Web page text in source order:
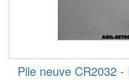
Pile neuve CR2032 -